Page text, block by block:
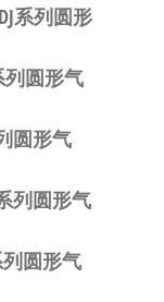
系列圆形
列圆形气
圆形气
列圆形气
列圆形气